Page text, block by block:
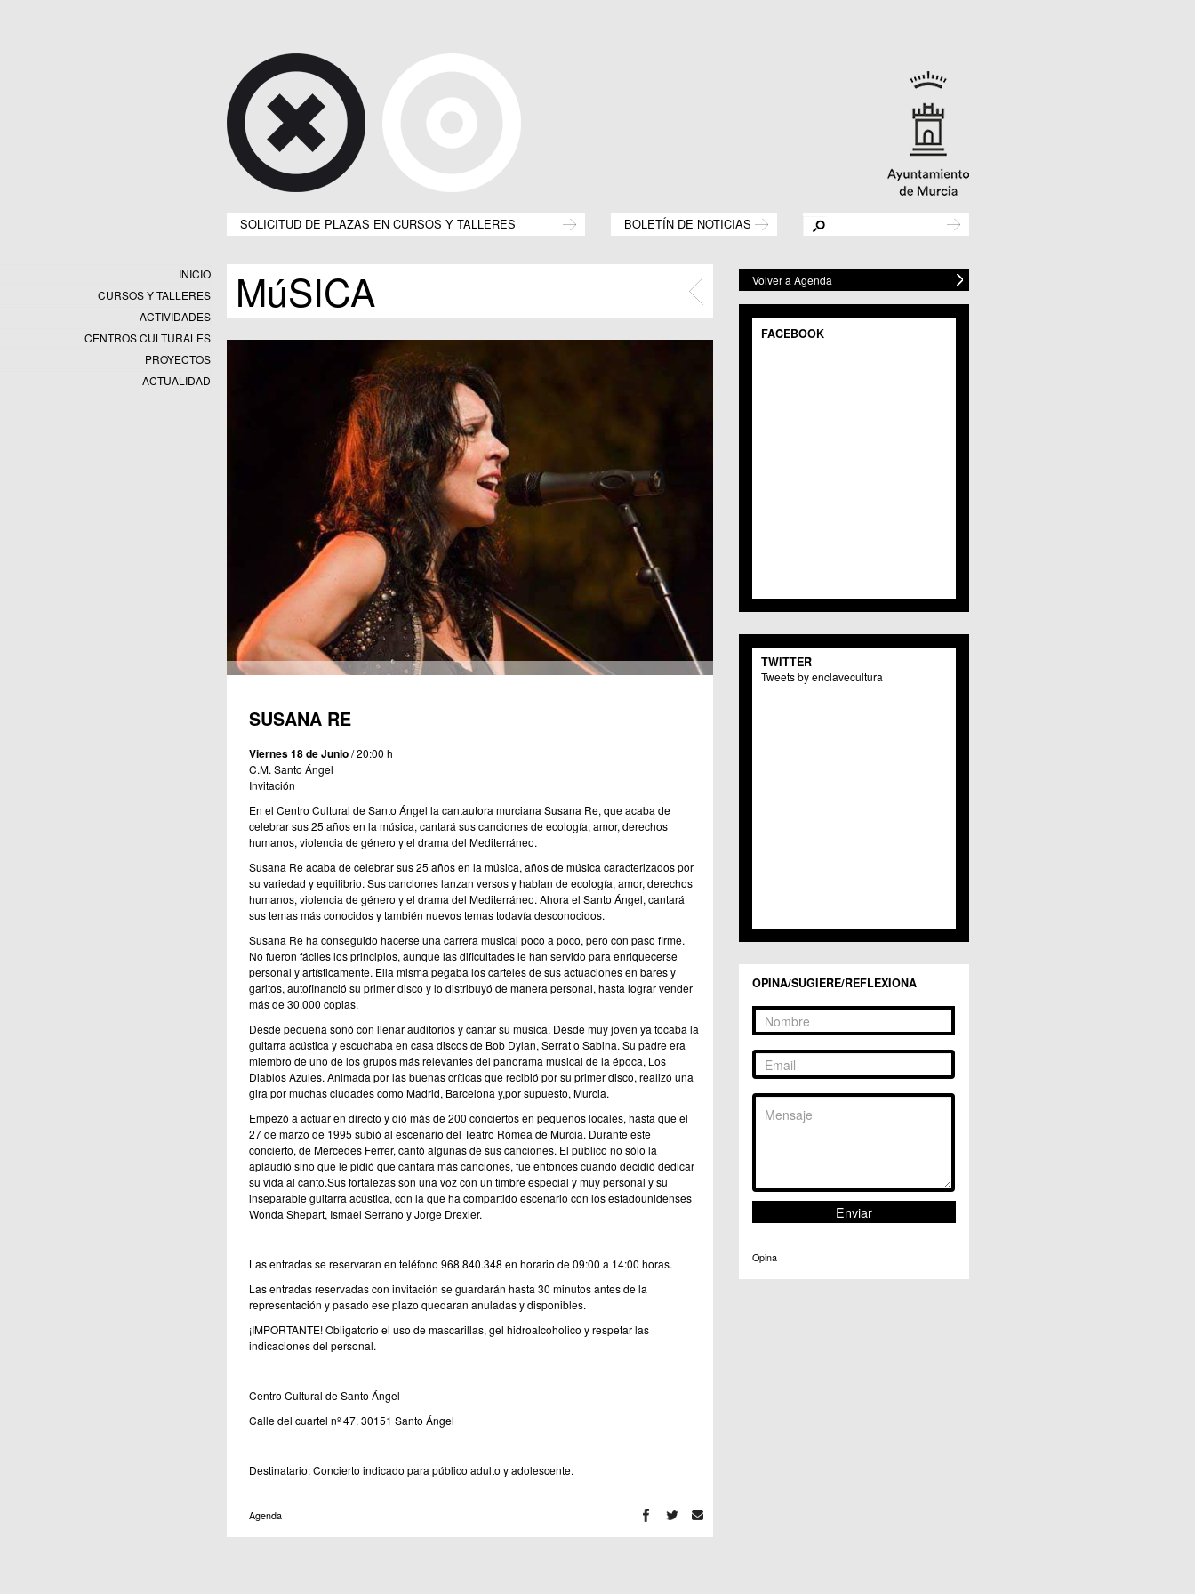
SOLICITUD DE PLAZAS EN CURSOS Y TALLERES BOLETÍN DE NOTICIAS
INICIO
CURSOS Y TALLERES
ACTIVIDADES
CENTROS CULTURALES
Equipamientos
PROYECTOS
Exposiciones
ACTUALIDAD
MúSICA
SUSANA RE
Viernes 18 de Junio/ 20:00 h
C.M. Santo Ángel
Invitación
En el Centro Cultural de Santo Ángel la cantautora murciana Susana Re, que acaba de
celebrar sus 25 años en la música, cantará sus canciones de ecología, amor, derechos
humanos, violencia de género y el drama del Mediterráneo.
Susana Re acaba de celebrar sus 25 años en la música, años de música caracterizados por
su variedad y equilibrio. Sus canciones lanzan versos y hablan de ecología, amor, derechos
humanos, violencia de género y el drama del Mediterráneo. Ahora el Santo Ángel, cantará
sus temas más conocidos y también nuevos temas todavía desconocidos.
Susana Re ha conseguido hacerse una carrera musical poco a poco, pero con paso firme.
No fueron fáciles los principios, aunque las dificultades le han servido para enriquecerse
personal y artísticamente. Ella misma pegaba los carteles de sus actuaciones en bares y
garitos, autofinanció su primer disco y lo distribuyó de manera personal, hasta lograr vender
más de 30.000 copias.
Desde pequeña soñó con llenar auditorios y cantar su música. Desde muy joven ya tocaba la
guitarra acústica y escuchaba en casa discos de Bob Dylan, Serrat o Sabina. Su padre era
miembro de uno de los grupos más relevantes del panorama musical de la época, Los
Diablos Azules. Animada por las buenas críticas que recibió por su primer disco, realizó una
gira por muchas ciudades como Madrid, Barcelona y,por supuesto, Murcia.
Empezó a actuar en directo y dió más de 200 conciertos en pequeños locales, hasta que el
27 de marzo de 1995 subió al escenario del Teatro Romea de Murcia. Durante este
concierto, de Mercedes Ferrer, cantó algunas de sus canciones. El público no sólo la
aplaudió sino que le pidió que cantara más canciones, fue entonces cuando decidió dedicar
su vida al canto.Sus fortalezas son una voz con un timbre especial y muy personal y su
inseparable guitarra acústica, con la que ha compartido escenario con los estadounidenses
Wonda Shepart, Ismael Serrano y Jorge Drexler.
Las entradas se reservaran en teléfono 968.840.348 en horario de 09:00 a 14:00 horas.
Las entradas reservadas con invitación se guardarán hasta 30 minutos antes de la
representación y pasado ese plazo quedaran anuladas y disponibles.
¡IMPORTANTE! Obligatorio el uso de mascarillas, gel hidroalcoholico y respetar las
indicaciones del personal.
Centro Cultural de Santo Ángel
Calle del cuartel nº 47. 30151 Santo Ángel
Destinatario: Concierto indicado para público adulto y adolescente.
Agenda
Volver a Agenda
FACEBOOK
TWITTER
Tweets by enclavecultura
OPINA/SUGIERE/REFLEXIONA
Opina